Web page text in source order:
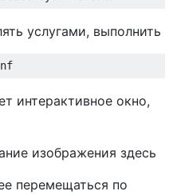
услугами, выполнить
интерактивное окно,
перемещаться по